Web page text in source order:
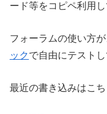
ード等をコピペ利用
フォーラムの使い方
ックで自由にテスト
最近の書き込みはこち